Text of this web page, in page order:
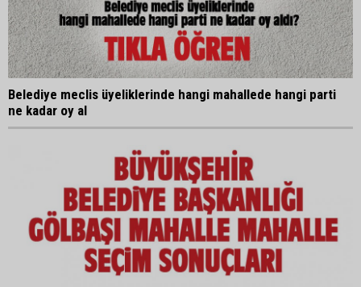
Belediye meclis üyeliklerinde hangi mahallede hangi parti
ne kadar oy al